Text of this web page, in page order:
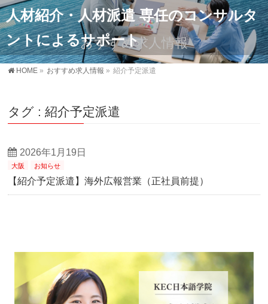
人材紹介・人材派遣 専任のコンサルタ
ントによるサポート
おすすめ求人情報
HOME » おすすめ求人情報 » 紹介予定派遣
タグ : 紹介予定派遣
2026年1月19日
大阪 お知らせ
【紹介予定派遣】海外広報営業（正社員前提）